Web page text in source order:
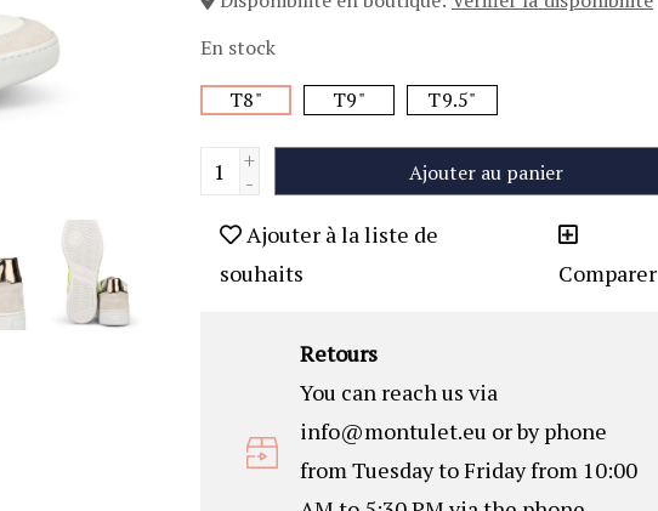
En stock
T8"
T9" T9.5"
+
- Ajouter au panier
Ajouter à la liste de
souhaits
Comparer
Retours
You can reach us via
info@montulet.eu or by phone
from Tuesday to Friday from 10:00